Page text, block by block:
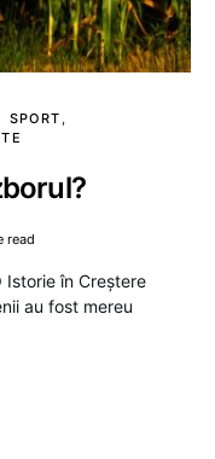
SPORT
read
Istorie în Creștere
au fost mereu